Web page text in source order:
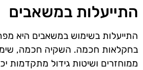
התייעלות במשאבים
התייעלות בשימוש במשאבים היא
בחקלאות חכמה. השקיה חכמה,
ממוחזרים ושיטות גידול מתקדמות